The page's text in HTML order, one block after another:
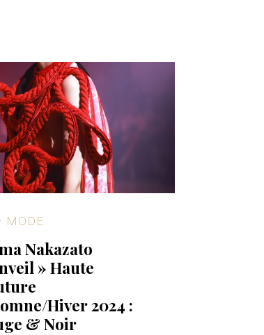
MODE
Nakazato
» Haute
Hiver 2024 :
& Noir